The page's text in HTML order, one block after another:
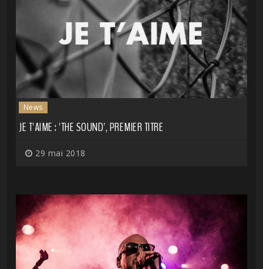
News
JE T'AIME : 'THE SOUND', PREMIER TITRE
29 mai 2018